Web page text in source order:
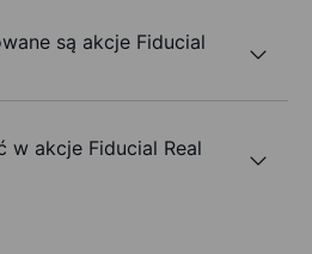
są akcje Fiducial
w akcje Fiducial Real